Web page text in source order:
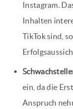
Instagram.
Inhalten
TikTok sind,
ein, da die
Anspruch